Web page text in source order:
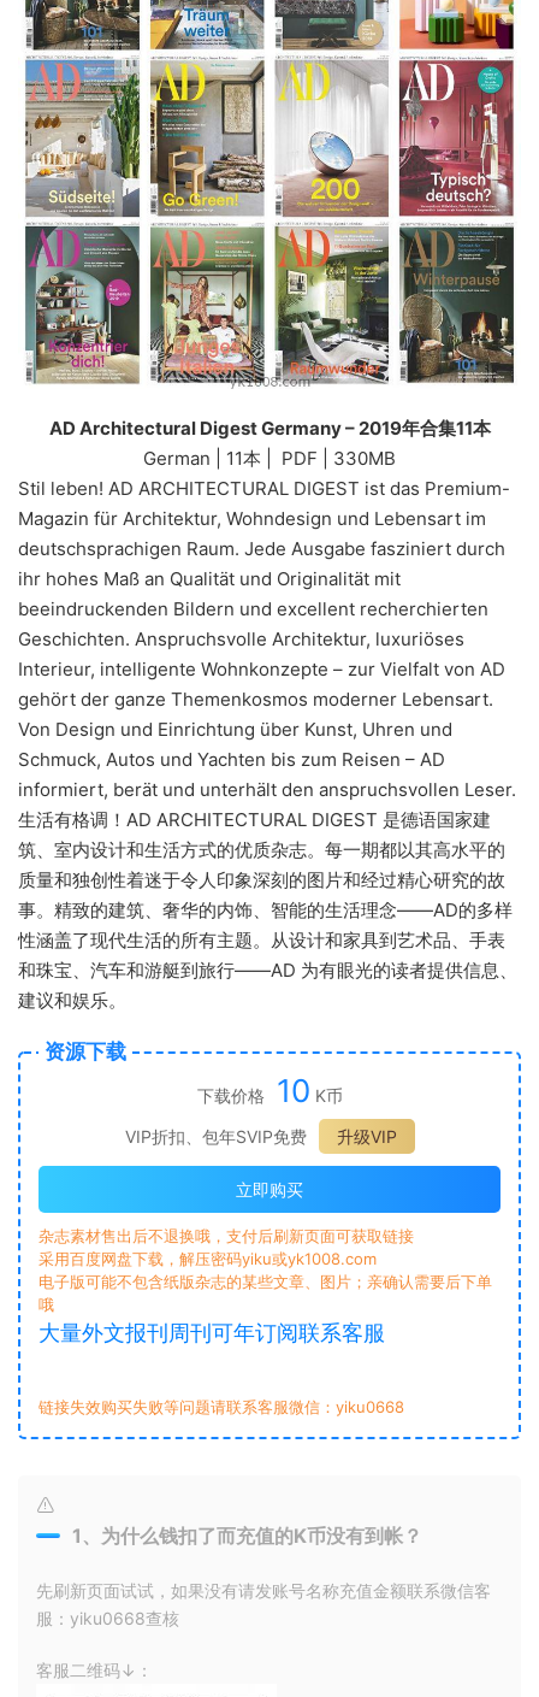
AD Architectural Digest Germany – 2019年合集11本
German | 11本 | PDF | 330MB
Stil leben! AD ARCHITECTURAL DIGEST ist das Premium-
Magazin für Architektur, Wohndesign und Lebensart im
deutschsprachigen Raum. Jede Ausgabe fasziniert durch
ihr hohes Maß an Qualität und Originalität mit
beeindruckenden Bildern und excellent recherchierten
Geschichten. Anspruchsvolle Architektur, luxuriöses
Interieur, intelligente Wohnkonzepte – zur Vielfalt von AD
gehört der ganze Themenkosmos moderner Lebensart.
Von Design und Einrichtung über Kunst, Uhren und
Schmuck, Autos und Yachten bis zum Reisen – AD
informiert, berät und unterhält den anspruchsvollen Leser.
生活有格调！AD ARCHITECTURAL DIGEST 是德语国家建
筑、室内设计和生活方式的优质杂志。每一期都以其高水平的
质量和独创性着迷于令人印象深刻的图片和经过精心研究的故
事。精致的建筑、奢华的内饰、智能的生活理念——AD的多样
性涵盖了现代生活的所有主题。从设计和家具到艺术品、手表
和珠宝、汽车和游艇到旅行——AD 为有眼光的读者提供信息、
建议和娱乐。
资源下载
下载价格 10 K币
VIP折扣、包年SVIP免费
升级VIP
立即购买
杂志素材售出后不退换哦，支付后刷新页面可获取链接
采用百度网盘下载，解压密码yiku或yk1008.com
电子版可能不包含纸版杂志的某些文章、图片；亲确认需要后下单
哦
大量外文报刊周刊可年订阅联系客服
链接失效购买失败等问题请联系客服微信：yiku0668
1、为什么钱扣了而充值的K币没有到帐？
先刷新页面试试，如果没有请发账号名称充值金额联系微信客
服：yiku0668查核
客服二维码↓：